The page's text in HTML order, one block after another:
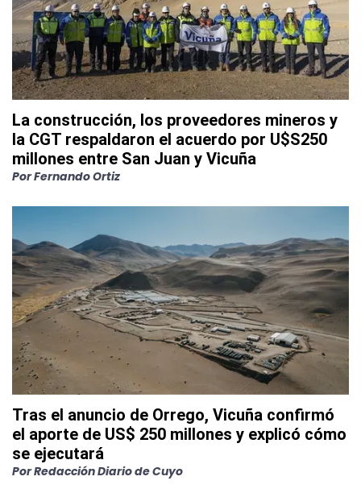
La construcción, los proveedores mineros y
la CGT respaldaron el acuerdo por U$S250
millones entre San Juan y Vicuña
PorFernando Ortiz
Tras el anuncio de Orrego, Vicuña confirmó
el aporte de US$ 250 millones y explicó cómo
se ejecutará
PorRedacción Diario de Cuyo